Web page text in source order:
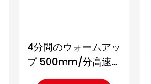
4分間のウォームアッ
プ 500mm/分高速ラ
ミネーター DL902